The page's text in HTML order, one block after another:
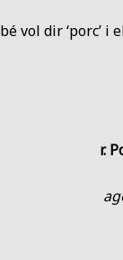
vol dir ‘porc’ i
r.